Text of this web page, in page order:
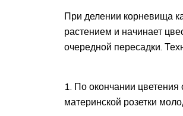
При делении корневища
растением и начинает
очередной пересадки.
По окончании цветения
материнской розетки